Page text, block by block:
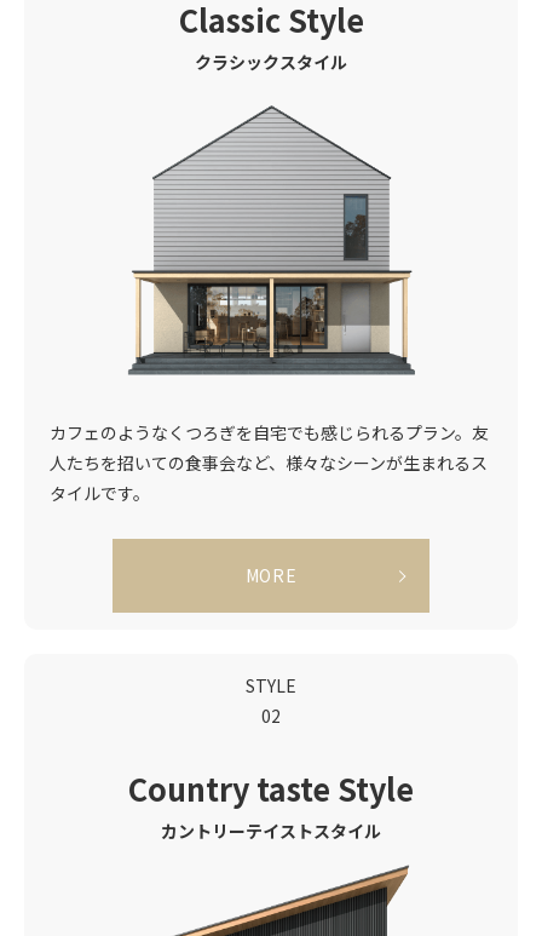
ClassicStyle
クラシックスタイル
カフェのようなくつろぎを自宅でも感じられるプラン。友
人たちを招いての食事会など、様々なシーンが生まれるス
タイルです。
MORE
STYLE
02
Country taste Style
カントリーテイストスタイル